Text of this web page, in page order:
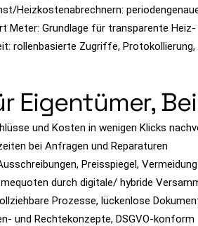
Heizkostenabrechnern:
Meter: Grundlage für transparente
rollenbasierte Zugriffe,
Eigentümer,
und Kosten in wenigen Klicks
bei Anfragen und Reparaturen
Preisspiegel,
durch digitale/ hybride
Prozesse, lückenlose
und Rechtekonzepte, DSGVO-konform